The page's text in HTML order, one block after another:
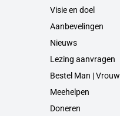
Visie en doel
Aanbevelingen
Nieuws
Lezing aanvragen
Bestel Man | Vrouw
Meehelpen
Doneren